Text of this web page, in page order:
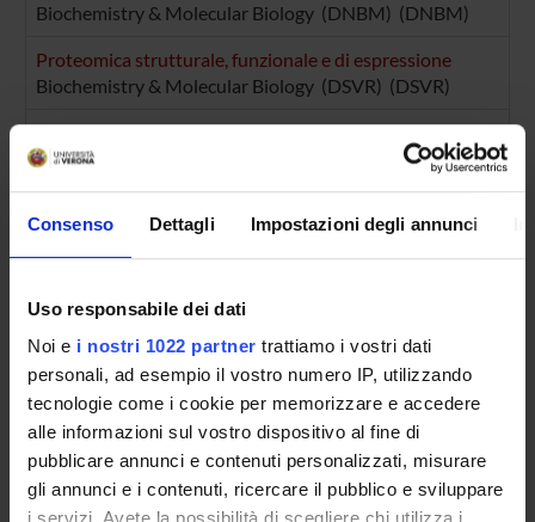
Consenso Dettagli Impostazioni degli annunci
Uso responsabile dei dati
Noi e i nostri 1022 partner trattiamo i vostri dati
personali, ad esempio il vostro numero IP, utilizzando
tecnologie come i cookie per memorizzare e accedere
alle informazioni sul vostro dispositivo al fine di
pubblicare annunci e contenuti personalizzati, misurare
gli annunci e i contenuti, ricercare il pubblico e sviluppare
Biochemistry & Molecular Biology (DNBM) (DNBM)
Proteomica strutturale, funzionale e di espressione
Biochemistry & Molecular Biology (DSVR) (DSVR)
Biochimica e Biologia Molecolare
Biochemistry & Molecular Biology (DSVR)
SEZIONI
Chimica Biologica
PUBBLICAZIONI
TITOLO
Biochemical and bioinformatic studies of mutations of